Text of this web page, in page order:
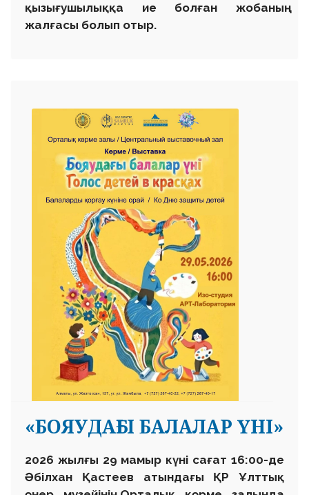
қызығушылыққа ие болған жобаның
жалғасы болып отыр.
«БОЯУДАҒЫ БАЛАЛАР ҮНІ»
2026 жылғы 29 мамыр күні сағат 16:00-де
Әбілхан Қастеев атындағы ҚР Ұлттық